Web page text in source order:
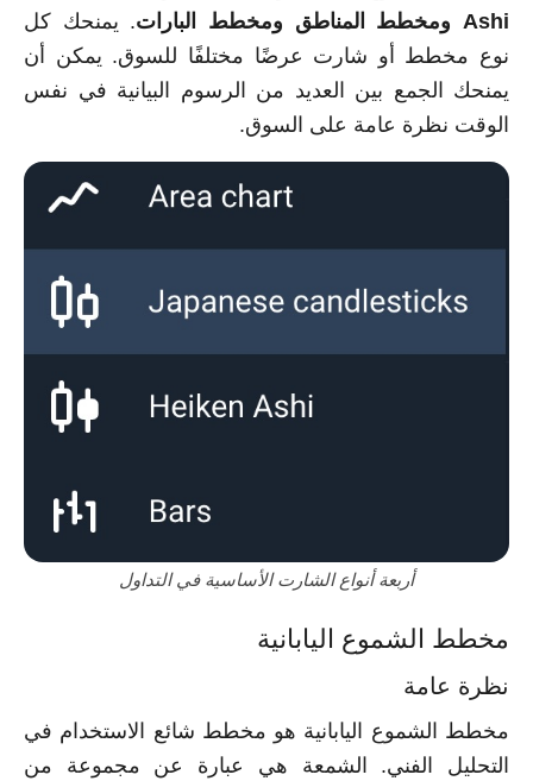
Ashi ومخطط المناطق ومخطط البارات. يمنحك كل
نوع مخطط أو شارت عرضًا مختلفًا للسوق. يمكن أن
يمنحك الجمع بين العديد من الرسوم البيانية في نفس
الوقت نظرة عامة على السوق.
أربعة أنواع الشارت الأساسية في التداول
مخطط الشموع اليابانية
نظرة عامة
مخطط الشموع اليابانية هو مخطط شائع الاستخدام في
التحليل الفني. الشمعة هي عبارة عن مجموعة من